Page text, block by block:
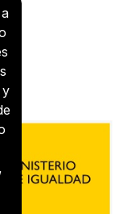
y